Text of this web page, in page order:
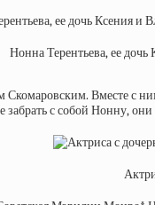
Нонна Терентьева, ее
Скомаровским. Вместе
с собой Нонну,